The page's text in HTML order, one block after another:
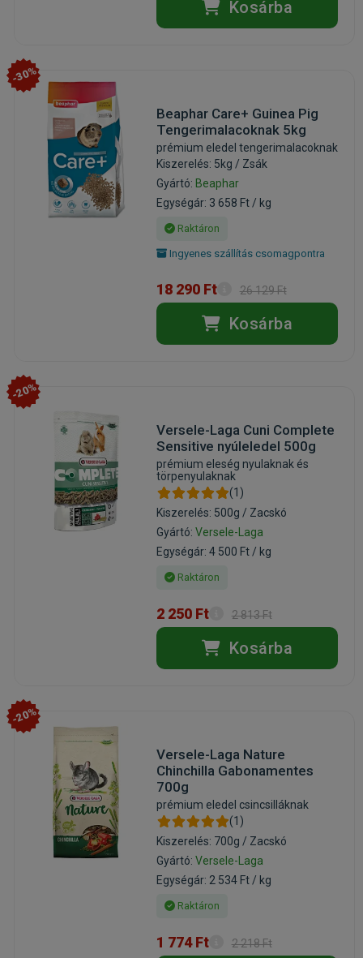
Kosárba
-30%
Beaphar Care+ Guinea Pig
Tengerimalacoknak 5kg
prémium eledel tengerimalacoknak
Kiszerelés: 5kg / Zsák
Gyártó: Beaphar
Egységár: 3 658 Ft / kg
Raktáron
Ingyenes szállítás csomagpontra
18 290 Ft 26 129 Ft
Kosárba
-20%
Versele-Laga Cuni Complete
Sensitive nyúleledel 500g
prémium eleség nyulaknak és
törpenyulaknak
(1)
Kiszerelés: 500g / Zacskó
Gyártó: Versele-Laga
Egységár: 4 500 Ft / kg
Raktáron
2 250 Ft 2 813 Ft
Kosárba
-20%
Versele-Laga Nature
Chinchilla Gabonamentes
700g
prémium eledel csincsilláknak
(1)
Kiszerelés: 700g / Zacskó
Gyártó: Versele-Laga
Egységár: 2 534 Ft / kg
Raktáron
1 774 Ft 2 218 Ft